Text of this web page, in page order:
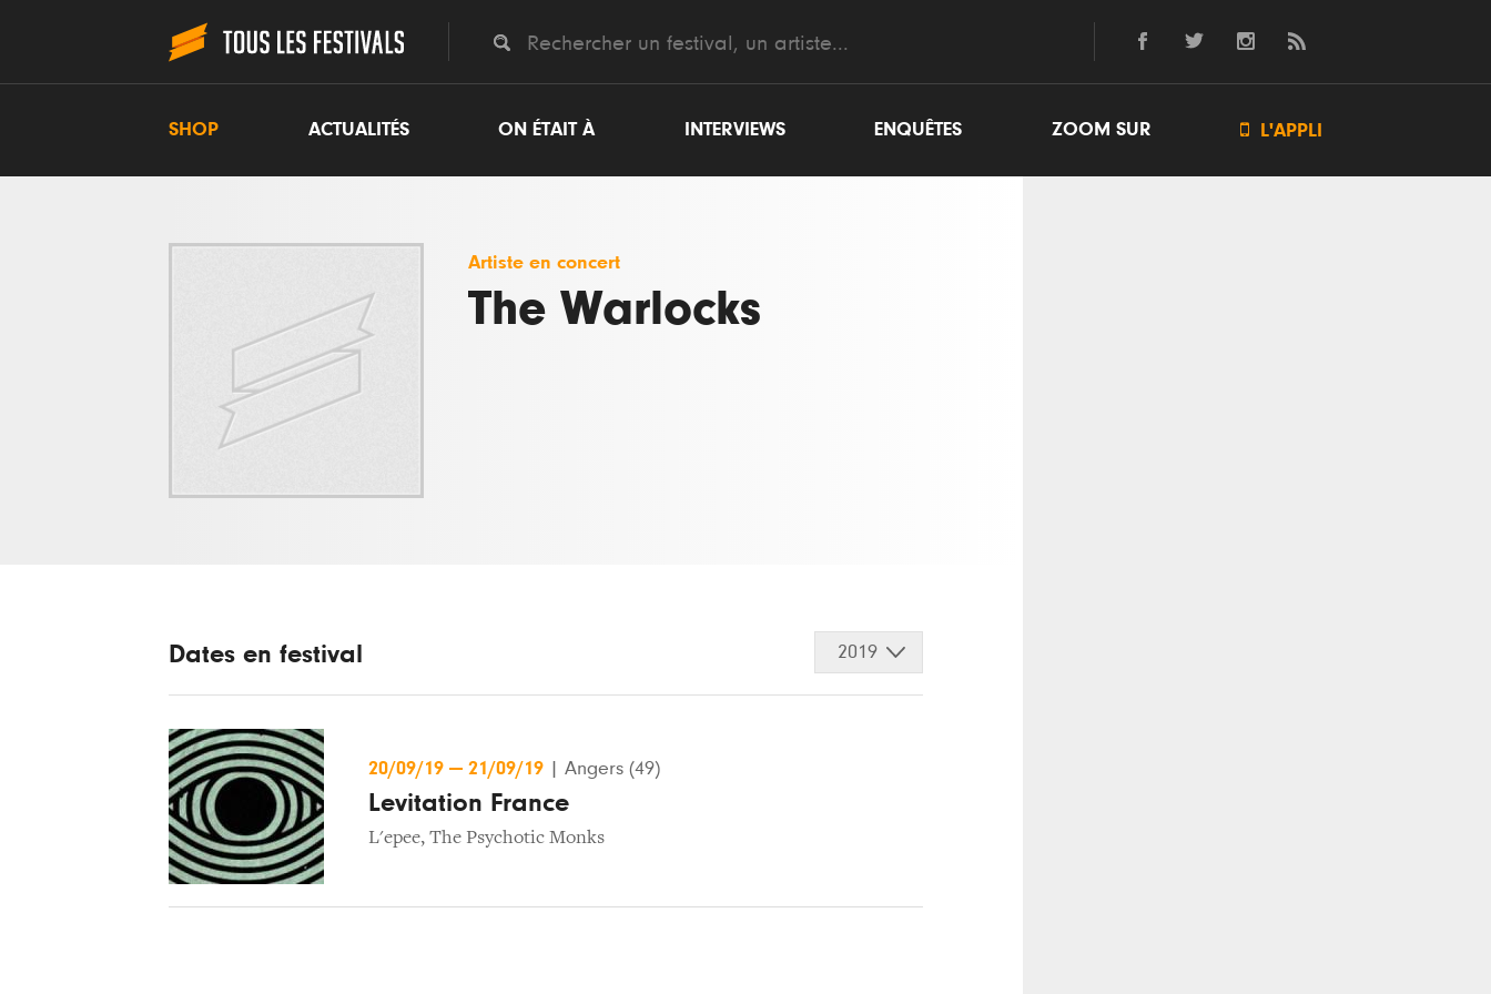
SHOP ACTUALITÉS ON ÉTAIT À INTERVIEWS ENQUÊTES ZOOM SUR  L'APPLI
Artiste en concert
The Warlocks
Dates en festival 2019
20/09/19 — 21/09/19 Angers (49)
Levitation France
L'epee, The Psychotic Monks